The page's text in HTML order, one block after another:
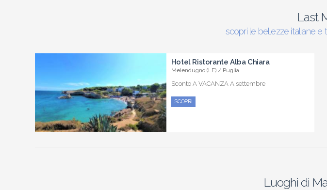
Last
scopri le bellezze italiane e
Hotel Ristorante Alba Chiara
Melendugno (LE) / Puglia
Sconto A VACANZA A settembre
SCOPRI
Luoghi di